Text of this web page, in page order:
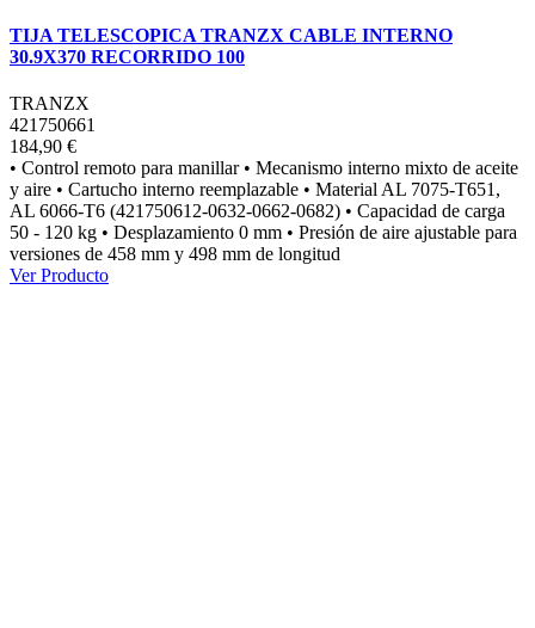
TIJA TELESCOPICA TRANZX CABLE INTERNO
30.9X370 RECORRIDO 100
TRANZX
421750661
184,90 €
• Control remoto para manillar • Mecanismo interno mixto de aceite
y aire • Cartucho interno reemplazable • Material AL 7075-T651,
AL 6066-T6 (421750612-0632-0662-0682) • Capacidad de carga
50 - 120 kg • Desplazamiento 0 mm • Presión de aire ajustable para
versiones de 458 mm y 498 mm de longitud
Ver Producto